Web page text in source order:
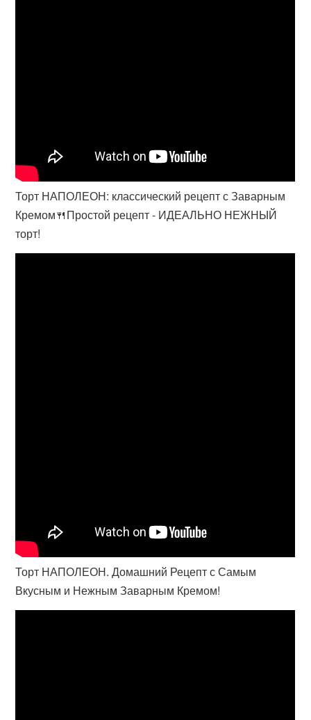
Торт НАПОЛЕОН: классический рецепт с Заварным
Кремом🍴Простой рецепт - ИДЕАЛЬНО НЕЖНЫЙ
торт!
Торт НАПОЛЕОН. Домашний Рецепт с Самым
Вкусным и Нежным Заварным Кремом!